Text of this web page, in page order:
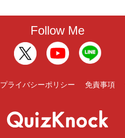
Follow Me
プライバシーポリシー 免責事項